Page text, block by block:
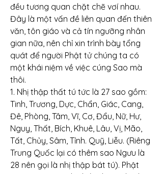
đều tương quan chặt chẽ vơí nhau.
Đây là một vấn đề liên quan đến thiên
văn, tôn giáo và cả tín ngưỡng nhân
gian nữa, nên chỉ xin trình bày tổng
quát để người Phật tử chúng ta có
một khái niệm về việc cúng Sao mà
thôi.
1. Nhị thập thất tú tức là 27 sao gồm:
Tinh, Trương, Dực, Chẩn, Giác, Cang,
Đê, Phòng, Tâm, Vĩ, Cơ, Đẩu, Nữ, Hư,
Nguy, Thất, Bích, Khuê, Lâu, Vị, Mão,
Tất, Chủy, Sâm, Tỉnh. Quỹ, Liễu. (Riêng
Trung Quốc lại có thêm sao Ngưu là
28 nên gọi là nhị thập bát tú). Phật